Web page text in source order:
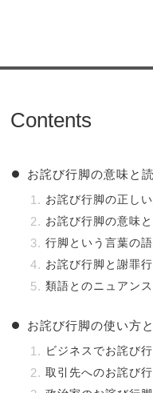
Contents
お詫び行脚の意味と
お詫び行脚の正し
お詫び行脚の意味
行脚という言葉の
お詫び行脚と謝罪
類語とのニュアン
お詫び行脚の使い方
ビジネスでお詫び
取引先へのお詫び